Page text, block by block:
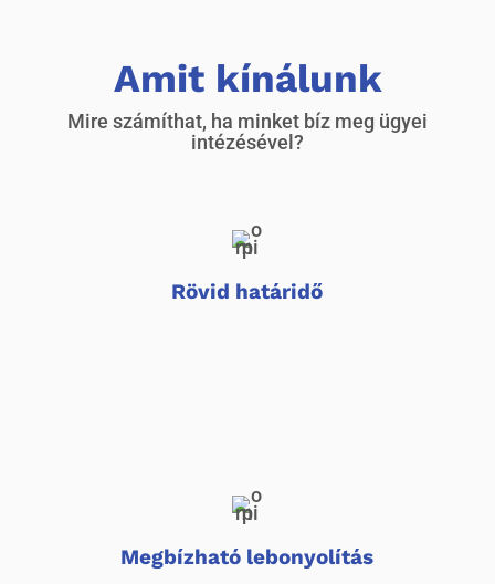
Amit kínálunk
Mire számíthat, ha minket bíz meg ügyei
intézésével?
Rövid határidő
Megbízható lebonyolítás